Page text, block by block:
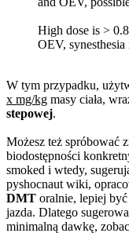
High dose is >
OEV,
W tym przypadku,
x mg/kg masy ciała,
stepowej.
Możesz też spróbować
biodostępności
smoked i wtedy,
pyshocnaut wiki,
DMT oralnie, lepiej
jazda. Dlatego
minimalną dawkę,